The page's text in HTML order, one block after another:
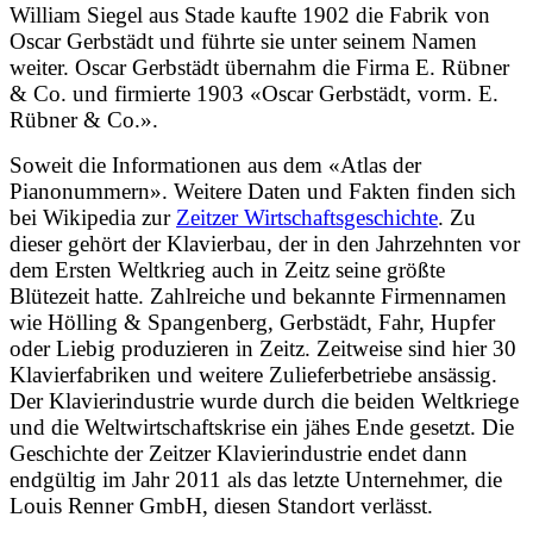
William Siegel aus Stade kaufte 1902 die Fabrik von
Oscar Gerbstädt und führte sie unter seinem Namen
weiter. Oscar Gerbstädt übernahm die Firma E. Rübner
& Co. und firmierte 1903 «Oscar Gerbstädt, vorm. E.
Rübner & Co.».
Soweit die Informationen aus dem «Atlas der
Pianonummern». Weitere Daten und Fakten finden sich
bei Wikipedia zur Zeitzer Wirtschaftsgeschichte. Zu
dieser gehört der Klavierbau, der in den Jahrzehnten vor
dem Ersten Weltkrieg auch in Zeitz seine größte
Blütezeit hatte. Zahlreiche und bekannte Firmennamen
wie Hölling & Spangenberg, Gerbstädt, Fahr, Hupfer
oder Liebig produzieren in Zeitz. Zeitweise sind hier 30
Klavierfabriken und weitere Zulieferbetriebe ansässig.
Der Klavierindustrie wurde durch die beiden Weltkriege
und die Weltwirtschaftskrise ein jähes Ende gesetzt. Die
Geschichte der Zeitzer Klavierindustrie endet dann
endgültig im Jahr 2011 als das letzte Unternehmer, die
Louis Renner GmbH, diesen Standort verlässt.